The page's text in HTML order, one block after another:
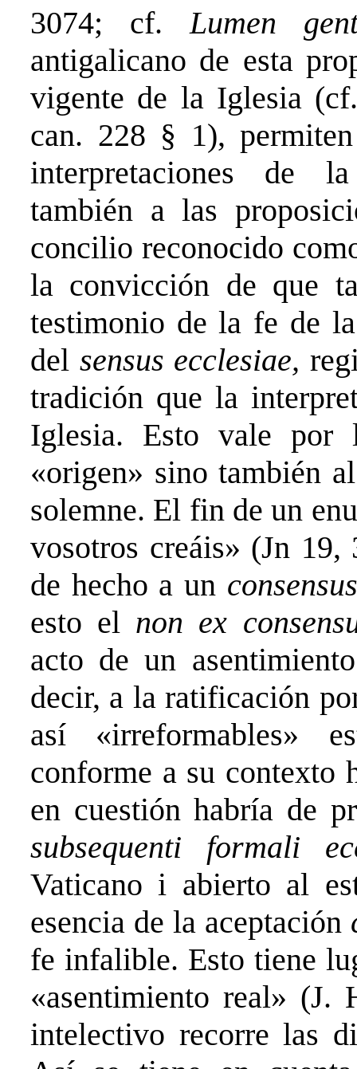
3074; cf.Lumen
antigalicano de esta
vigente de la Iglesia
can. 228 § 1),
interpretaciones de la
también a las
concilio reconocido
la convicción de que
testimonio de la fe de
del sensus ecclesiae,
tradición que la
Iglesia. Esto vale por
«origen» sino también
solemne. El fin de un
vosotros creáis» (Jn
de hecho a un
esto el non ex
acto de un
decir, a la ratificación
así «irreformables»
conforme a su contexto
en cuestión habría de
subsequenti formali
Vaticano i abierto al
esencia de la aceptación
fe infalible. Esto tiene
«asentimiento real» (J.
intelectivo recorre las